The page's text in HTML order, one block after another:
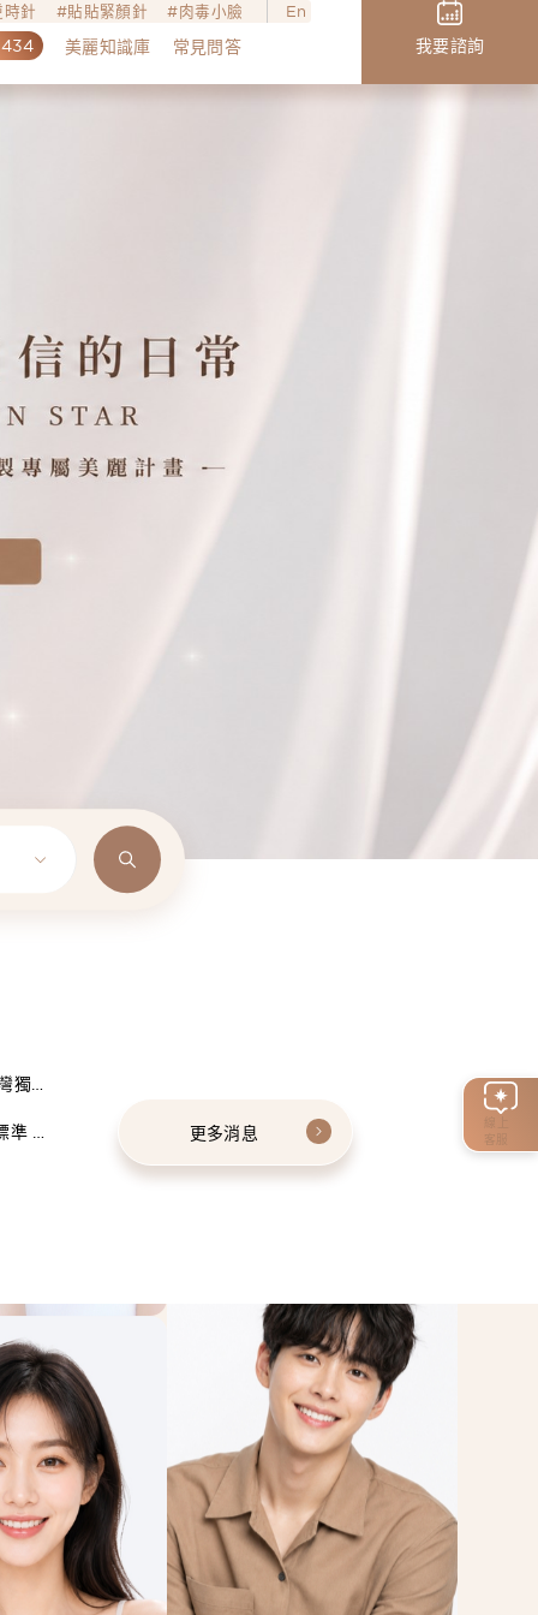
客服
針 貼貼緊顏針 肉毒小臉 En
美麗知識庫 常見問答 我要諮詢
獨家
建 更多消息